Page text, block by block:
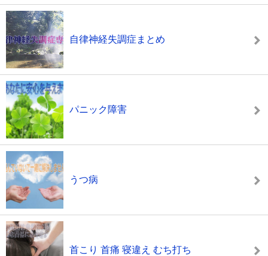
自律神経失調症まとめ
パニック障害
うつ病
首こり 首痛 寝違え むち打ち